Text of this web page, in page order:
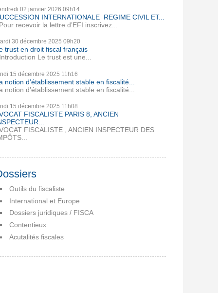
02 janvier 2026 09h14
INTERNATIONALE REGIME CIVIL ET...
recevoir la lettre d’EFI inscrivez...
30 décembre 2025 09h20
trust en droit fiscal français
Le trust est une...
15 décembre 2025 11h16
notion d’établissement stable en fiscalité...
notion d’établissement stable en fiscalité...
15 décembre 2025 11h08
FISCALISTE PARIS 8, ANCIEN
FISCALISTE , ANCIEN INSPECTEUR DES
Outils du fiscaliste
International et Europe
Dossiers juridiques / FISCA
Contentieux
Acutalités fiscales